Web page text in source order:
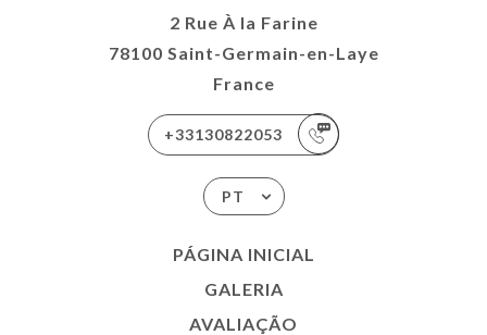
2 Rue À la Farine
78100 Saint-Germain-en-Laye
France
+33130822053
PT
PÁGINA INICIAL
GALERIA
AVALIAÇÃO